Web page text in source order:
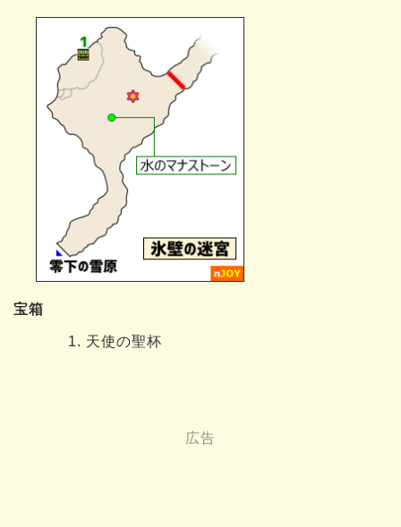
宝箱
天使の聖杯